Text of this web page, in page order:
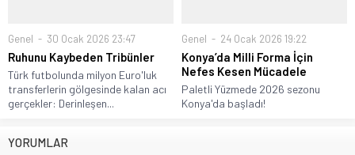
Genel 30 Ocak 2026 23:47
Ruhunu Kaybeden Tribünler
Türk futbolunda milyon Euro'luk
transferlerin gölgesinde kalan acı
gerçekler: Derinleşen...
Genel 24 Ocak 2026 19:22
Konya’da Milli Forma İçin
Nefes Kesen Mücadele
Paletli Yüzmede 2026 sezonu
Konya'da başladı!
YORUMLAR